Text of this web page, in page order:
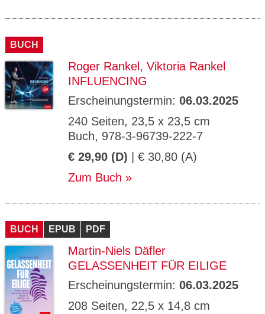
BUCH
Roger Rankel , Viktoria Rankel
INFLUENCING
Erscheinungstermin: 06.03.2025
240 Seiten, 23,5 x 23,5 cm
Buch, 978-3-96739-222-7
€ 29,90 (D) | € 30,80 (A)
Zum Buch
BUCH EPUB PDF
Martin-Niels Däfler
GELASSENHEIT FÜR EILIGE
Erscheinungstermin: 06.03.2025
208 Seiten, 22,5 x 14,8 cm